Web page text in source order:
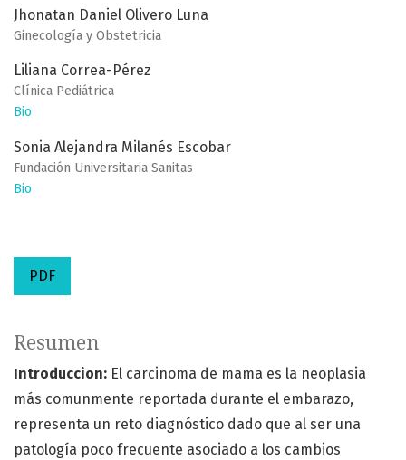
Jhonatan Daniel Olivero Luna
Ginecología y Obstetricia
Liliana Correa-Pérez
Clínica Pediátrica
Bio
Sonia Alejandra Milanés Escobar
Fundación Universitaria Sanitas
Bio
PDF
Resumen
Introduccion: El carcinoma de mama es la neoplasia
más comunmente reportada durante el embarazo,
representa un reto diagnóstico dado que al ser una
patología poco frecuente asociado a los cambios